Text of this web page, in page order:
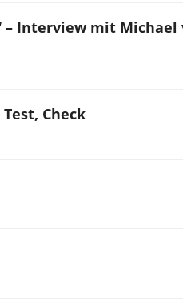
– Interview mit Michael
Check